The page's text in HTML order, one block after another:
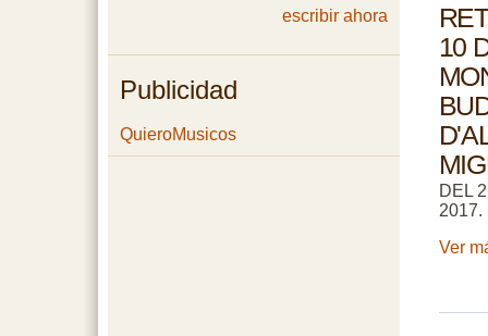
escribir ahora
Publicidad
QuieroMusicos
10
DEL
2017.
Ver